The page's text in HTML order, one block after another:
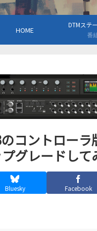
HOME
DTMステ
番
コントロー
グレードして
Bluesky Facebook